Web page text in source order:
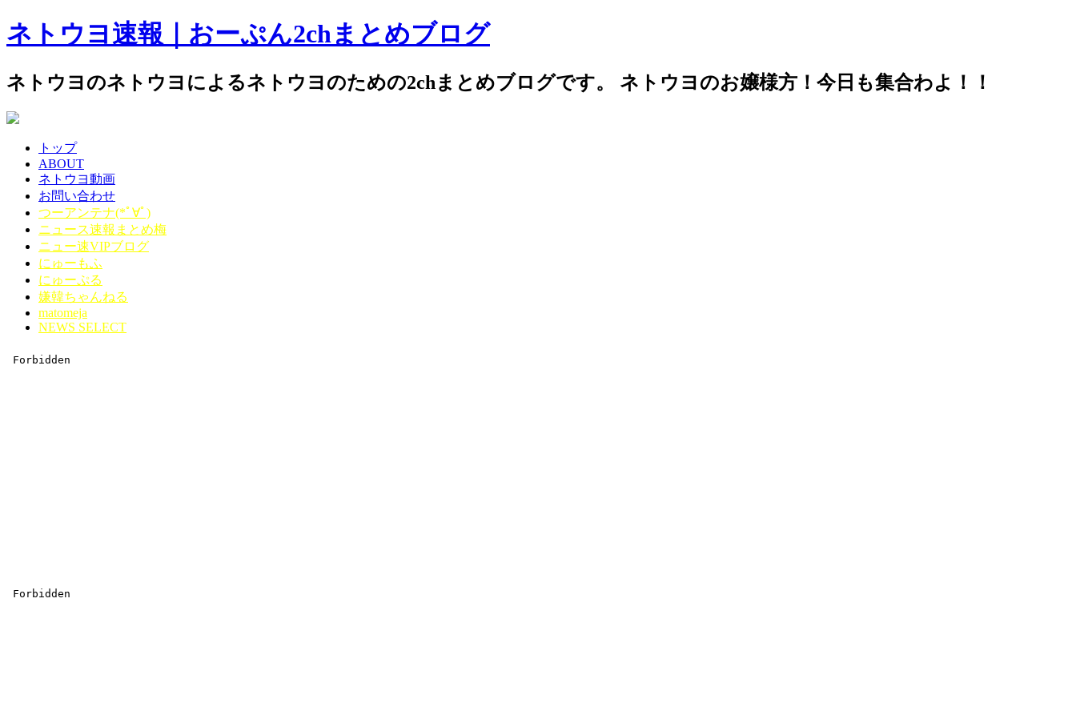
ネトウヨ速報｜おーぷん2chまとめブログ
ネトウヨのネトウヨによるネトウヨのための2chまとめブログです。 ネトウヨのお嬢様方！今日も集合わよ！！
トップ
ABOUT
ネトウヨ動画
お問い合わせ
つーアンテナ(*ﾟ∀ﾟ)
ニュース速報まとめ梅
ニュー速VIPブログ
にゅーもふ
にゅーぷる
嫌韓ちゃんねる
matomeja
NEWS SELECT